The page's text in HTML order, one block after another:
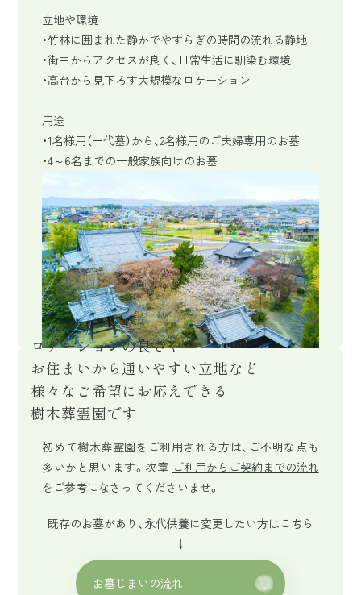
立地や環境
・竹林に囲まれた静かでやすらぎの時間の流れる静地
・街中からアクセスが良く、日常生活に馴染む環境
・高台から見下ろす大規模なロケーション
用途
・1名様用（一代墓）から、2名様用のご夫婦専用のお墓
・4～6名までの一般家族向けのお墓
ロケーションの良さや
お住まいから通いやすい立地など
様々なご希望にお応えできる
樹木葬霊園です
初めて樹木葬霊園をご利用される方は、ご不明な点も
多いかと思います。次章 ご利用からご契約までの流れ
をご参考になさってくださいませ。
既存のお墓があり、永代供養に変更したい方はこちら
↓
お墓じまいの流れ